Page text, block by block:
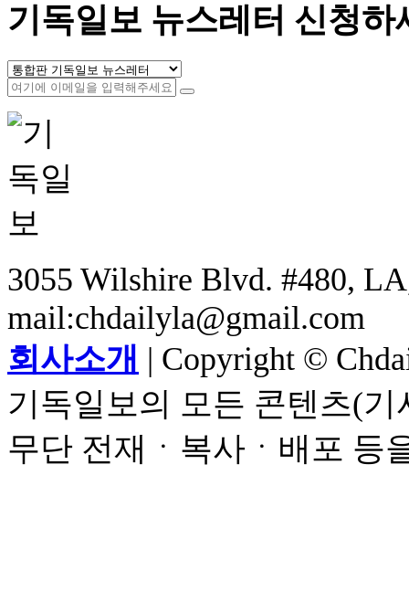
기독일보 뉴스레터 신청하
3055 Wilshire Blvd. #480,
mail:chdailyla@gmail.com
회사소개 | Copyright ©
기독일보의 모든 콘텐츠(
무단 전재ㆍ복사ㆍ배포 등